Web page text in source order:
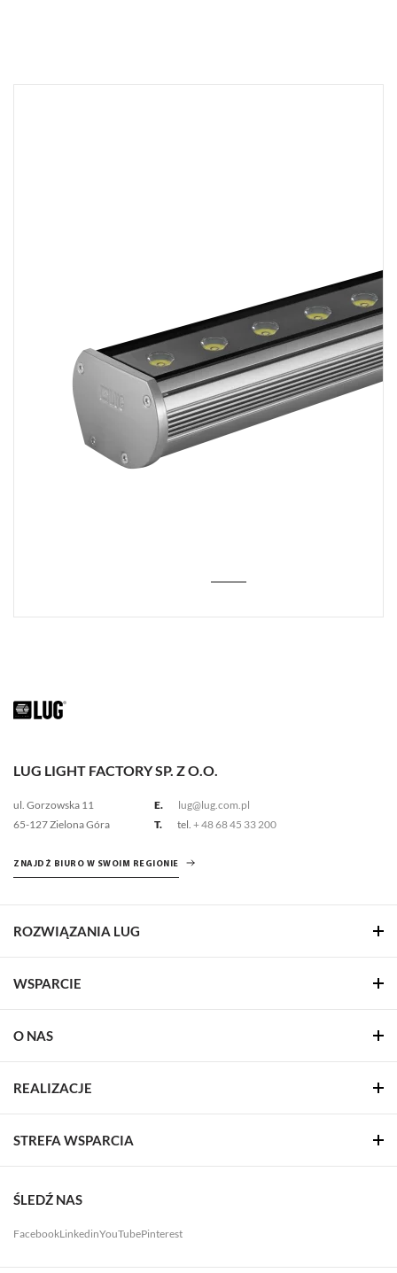
LUG LIGHT FACTORY SP. Z O.O.
ul. Gorzowska 11
65-127 Zielona Góra
E.
lug@lug.com.pl
T.
tel. + 48 68 45 33 200
ZNAJDŹ BIURO W SWOIM REGIONIE
ROZWIĄZANIA LUG
WSPARCIE
O NAS
REALIZACJE
STREFA WSPARCIA
ŚLEDŹ NAS
FacebookLinkedinYouTubePinterest